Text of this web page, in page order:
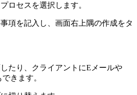
ロセスを選択します。
項を記入し、画面右上隅の作成をタ
たり、クライアントにEメールや
きます。